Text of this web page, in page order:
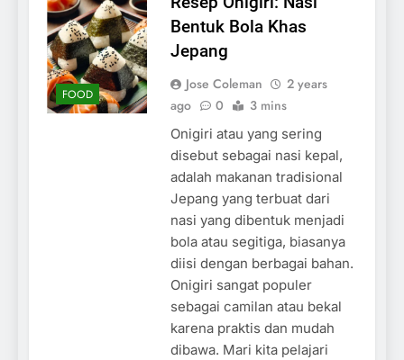
FOOD
Bentuk Bola Khas
Jepang
Jose Coleman
2 years
ago
0 3 mins
Onigiri atau yang sering
disebut sebagai nasi kepal,
adalah makanan tradisional
Jepang yang terbuat dari
nasi yang dibentuk menjadi
bola atau segitiga, biasanya
diisi dengan berbagai bahan.
Onigiri sangat populer
sebagai camilan atau bekal
karena praktis dan mudah
dibawa. Mari kita pelajari